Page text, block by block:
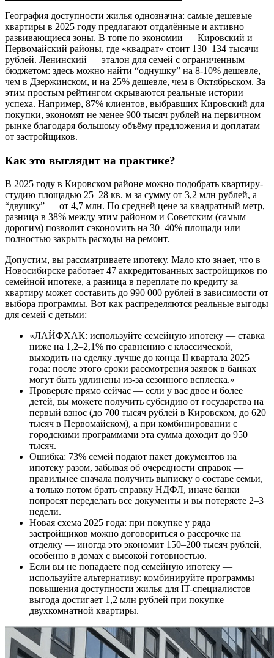
География доступности жилья однозначна: самые дешевые
квартиры в 2025 году предлагают отдалённые и активно
развивающиеся зоны. В топе по экономии — Кировский и
Первомайский районы, где «квадрат» стоит 130–134 тысячи
рублей. Ленинский — эталон для семей с ограниченным
бюджетом: здесь можно найти “однушку” на 8-10% дешевле,
чем в Дзержинском, и на 25% дешевле, чем в Октябрьском. За
этим простым рейтингом скрываются реальные истории
успеха. Например, 87% клиентов, выбравших Кировский для
покупки, экономят не менее 900 тысяч рублей на первичном
рынке благодаря большому объёму предложения и доплатам
от застройщиков.
Как это выглядит на практике?
В 2025 году в Кировском районе можно подобрать квартиру-
студию площадью 25–28 кв. м за сумму от 3,2 млн рублей, а
“двушку” — от 4,7 млн. По средней цене за квадратный метр,
разница в 38% между этим районом и Советским (самым
дорогим) позволит сэкономить на 30–40% площади или
полностью закрыть расходы на ремонт.
Допустим, вы рассматриваете ипотеку. Мало кто знает, что в
Новосибирске работает 47 аккредитованных застройщиков по
семейной ипотеке, а разница в переплате по кредиту за
квартиру может составить до 990 000 рублей в зависимости от
выбора программы. Вот как распределяются реальные выгоды
для семей с детьми:
«ЛАЙФХАК: используйте семейную ипотеку — ставка
ниже на 1,2–2,1% по сравнению с классической,
выходить на сделку лучше до конца II квартала 2025
года: после этого сроки рассмотрения заявок в банках
могут быть удлинены из-за сезонного всплеска.»
Проверьте прямо сейчас — если у вас двое и более
детей, вы можете получить субсидию от государства на
первый взнос (до 700 тысяч рублей в Кировском, до 620
тысяч в Первомайском), а при комбинировании с
городскими программами эта сумма доходит до 950
тысяч.
Ошибка: 73% семей подают пакет документов на
ипотеку разом, забывая об очередности справок —
правильнее сначала получить выписку о составе семьи,
а только потом брать справку НДФЛ, иначе банки
попросят переделать все документы и вы потеряете 2–3
недели.
Новая схема 2025 года: при покупке у ряда
застройщиков можно договориться о рассрочке на
отделку — иногда это экономит 150–200 тысяч рублей,
особенно в домах с высокой готовностью.
Если вы не попадаете под семейную ипотеку —
используйте альтернативу: комбинируйте программы
повышения доступности жилья для IT-специалистов —
выгода достигает 1,2 млн рублей при покупке
двухкомнатной квартиры.